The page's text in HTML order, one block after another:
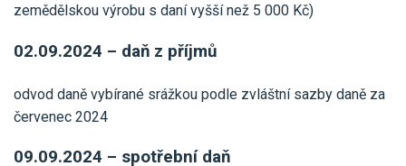
zemědělskou výrobu s daní vyšší než 5 000 Kč)
02.09.2024 – daň z příjmů
odvod daně vybírané srážkou podle zvláštní sazby daně za
červenec 2024
09.09.2024 – spotřební daň